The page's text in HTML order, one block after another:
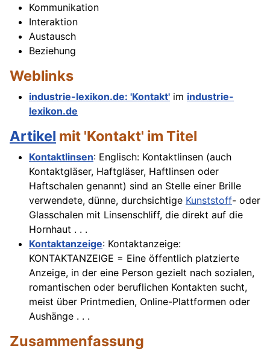
Kommunikation
Interaktion
Austausch
Beziehung
Weblinks
industrie-lexikon.de: 'Kontakt' im industrie-
lexikon.de
Artikel mit 'Kontakt' im Titel
Kontaktlinsen: Englisch: Kontaktlinsen (auch
Kontaktgläser, Haftgläser, Haftlinsen oder
Haftschalen genannt) sind an Stelle einer Brille
verwendete, dünne, durchsichtige Kunststoff- oder
Glasschalen mit Linsenschliff, die direkt auf die
Hornhaut . . .
Kontaktanzeige: Kontaktanzeige:
KONTAKTANZEIGE = Eine öffentlich platzierte
Anzeige, in der eine Person gezielt nach sozialen,
romantischen oder beruflichen Kontakten sucht,
meist über Printmedien, Online-Plattformen oder
Aushänge . . .
Zusammenfassung